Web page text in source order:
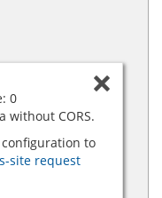
0
without CORS.
to
site request